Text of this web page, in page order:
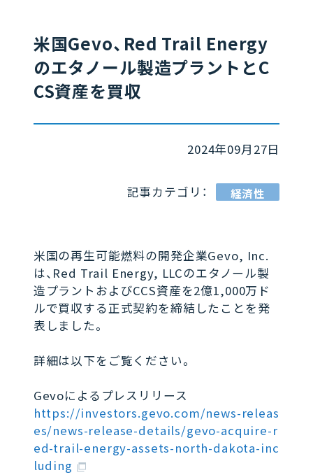
米国Gevo、Red Trail Energy
のエタノール製造プラントとC
CS資産を買収
2024年09月27日
記事カテゴリ： 経済性
米国の再生可能燃料の開発企業Gevo, Inc.
は、Red Trail Energy, LLCのエタノール製
造プラントおよびCCS資産を2億1,000万ド
ルで買収する正式契約を締結したことを発
表しました。
詳細は以下をご覧ください。
Gevoによるプレスリリース
https://investors.gevo.com/news-releas
es/news-release-details/gevo-acquire-r
ed-trail-energy-assets-north-dakota-inc
luding